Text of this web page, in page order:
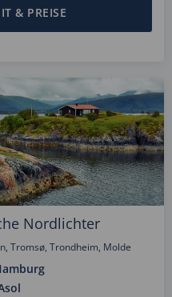
& PREISE
Nordlichter
Tromsø, Trondheim, Molde